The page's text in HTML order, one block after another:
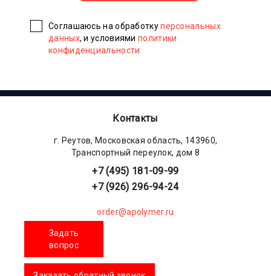
Соглашаюсь на обработкуперсональных
данных, и условиямиполитики
конфиденциальности
Контакты
г. Реутов, Московская область, 143960,
Транспортный переулок, дом 8
+7 (495) 181-09-99
+7 (926) 296-94-24
order@apolymer.ru
Задать
вопрос